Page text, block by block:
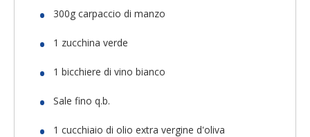
300g carpaccio di manzo
1 zucchina verde
1 bicchiere di vino bianco
Sale fino q.b.
1 cucchiaio di olio extra vergine d'oliva